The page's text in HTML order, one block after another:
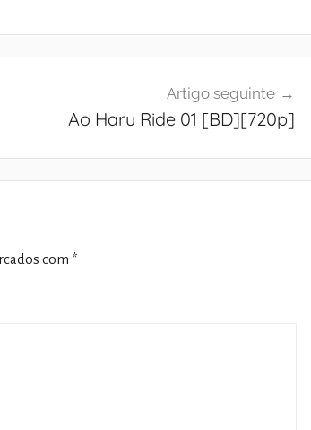
Artigo seguinte
Ao Haru Ride 01 [BD][720p]
com *